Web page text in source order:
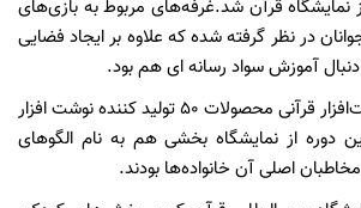
از نمایشگاه قرآن شد.غرفه‌های مربوط به بازی‌های
در نظر گرفته شده که علاوه بر ایجاد فضایی
آموزش سواد رسانه ای هم بود.
همچنین در بخش نوشت‌افزار قرآنی محصولات ۵۰ تولید کننده نوشت افزار
دوره از نمایشگاه بخشی هم به نام الگو‌های
اصلی آن خانواده‌ها بودند.